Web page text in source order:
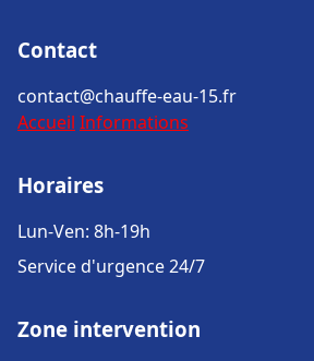
Contact
contact@chauffe-eau-15.fr
Accueil Informations
Horaires
Lun-Ven: 8h-19h
Service d'urgence 24/7
Zone intervention